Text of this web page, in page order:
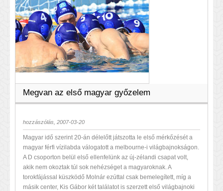
Megvan az első magyar győzelem
hozzászólás, 2007-03-20
Magyar idő szerint 20-án délelőtt játszotta le első mérkőzését a
magyar férfi vízilabda válogatott a melbourne-i világbajnokságon.
A D csoporton belül első ellenfelünk az új-zélandi csapat volt,
akik nem okoztak túl sok nehézséget a magyaroknak. A
torokfájással küszködő Molnár ezúttal csak bemelegített, míg a
másik center, Kis Gábor két találatot is szerzett első világbajnoki